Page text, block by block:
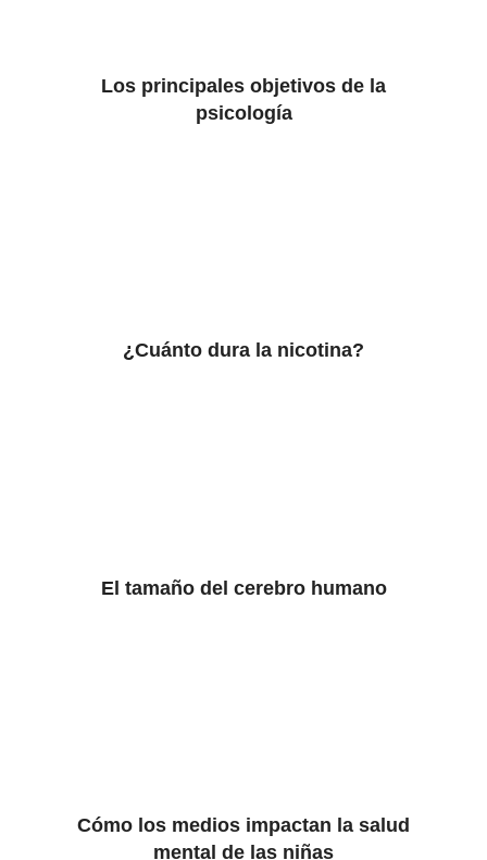
Los principales objetivos de la
psicología
¿Cuánto dura la nicotina?
El tamaño del cerebro humano
Cómo los medios impactan la salud
mental de las niñas